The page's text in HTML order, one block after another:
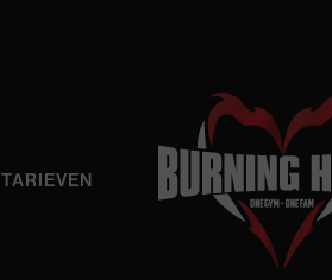
TARIEVEN